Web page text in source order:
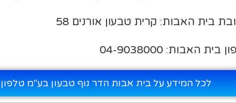
בית האבות: קרית טבעון אורנים 58
בית האבות: 04-9038000
לכל המידע על בית אבות הדר נוף טבעון בע"מ טלפון